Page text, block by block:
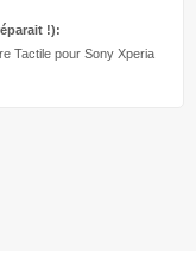
!):
Tactile pour Sony Xperia